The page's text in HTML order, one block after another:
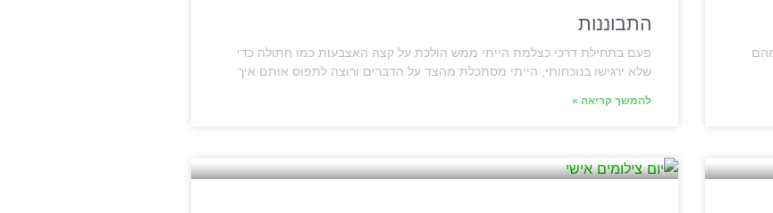
מהם
התבוננות
פעם בתחילת דרכי כצלמת הייתי ממש הולכת על קצה האצבעות כמו חתולה כדי
שלא ירגישו בנוכחותי, הייתי מסתכלת מהצד על הדברים ורוצה לתפוס אותם איך
להמשך קריאה »